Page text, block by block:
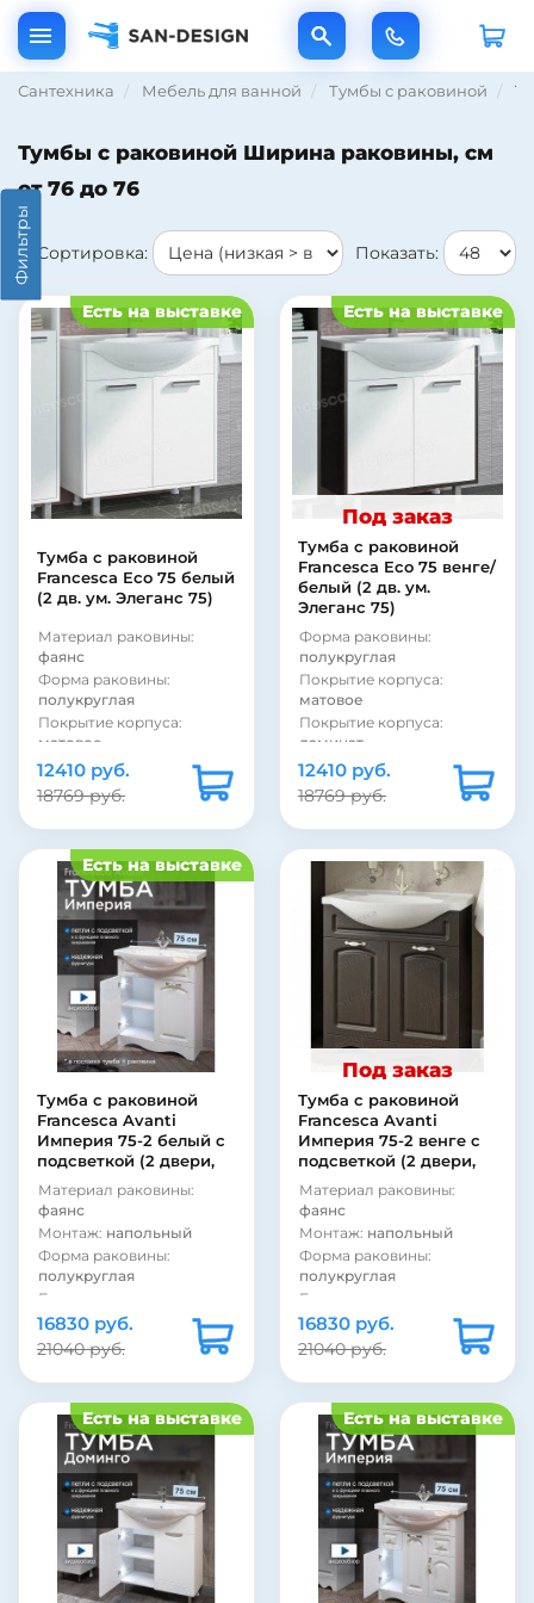
Сантехника Мебель для ванной Тумбы с раковиной
Тумбы с раковиной Ширина раковины, см
от 76 до 76
Показать:
Сортировка:
Есть на выставке
Тумба с раковиной
Francesca Eco 75 белый
(2 дв. ум. Элеганс 75)
Материал раковины:
фаянс
Форма раковины:
полукруглая
Покрытие корпуса:
матовое
Покрытие корпуса:
ламинат
Материал фасада:
Материал корпуса: ДСП
Стиль: современный
Монтаж: напольный
Цвет: белый
Бельевая корзина: нет
Страна: Россия
Коллекция: Eco
Система хранения: с
дверками
Покрытие фасада:
матовое
Покрытие фасада:
ламинат
Модель раковины:
Элеганс 75
Фурнитура: хром
12410 руб.
18769 руб.
Есть на выставке
Под заказ
Тумба с раковиной
Francesca Eco 75 венге/
белый (2 дв. ум.
Элеганс 75)
Форма раковины:
полукруглая
Покрытие корпуса:
матовое
Покрытие корпуса:
ламинат
Материал фасада:
ДСП
Материал корпуса:
ДСП
Материал раковины:
фаянс
Стиль: современный
напольный
Цвет: венге
Цвет: белый
Бельевая корзина: нет
Элеганс 75
Система хранения: с
дверками
Покрытие фасада:
матовое
Покрытие фасада:
ламинат
12410 руб.
18769 руб.
Есть на выставке
Тумба с раковиной
Francesca Avanti
Империя 75-2 белый с
подсветкой (2 двери,
ум. Элеганс 75)
Материал раковины:
фаянс
Монтаж: напольный
Форма раковины:
полукруглая
Бельевая корзина:
Угловая конструкция:
нет
ретро
Фурнитура: бронза
Фурнитура:
Система хранения: с
полками
Система хранения: с
дверками
Покрытие фасада:
пленка
Покрытие корпуса:
ламинат
16830 руб.
21040 руб.
Под заказ
Тумба с раковиной
Francesca Avanti
Империя 75-2 венге с
подсветкой (2 двери,
ум. Элеганс 75)
Материал раковины:
фаянс
Монтаж: напольный
Форма раковины:
полукруглая
Бельевая корзина:
Угловая конструкция:
нет
ретро
Фурнитура: бронза
Фурнитура:
Система хранения: с
полками
Система хранения:
дверками
Покрытие фасада:
пленка
Покрытие корпуса:
ламинат
16830 руб.
21040 руб.
Есть на выставке Есть на выставке
Фильтры